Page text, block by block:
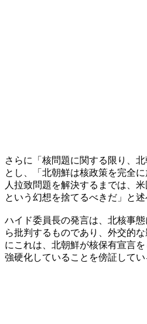
さらに「核問題に関する限り、
とし、「北朝鮮は核政策を完全
人拉致問題を解決するまでは、
という幻想を捨てるべきだ」と述
ハイド委員長の発言は、北核事
ら批判するものであり、外交的
にこれは、北朝鮮が核保有宣言
強硬化していることを傍証してい